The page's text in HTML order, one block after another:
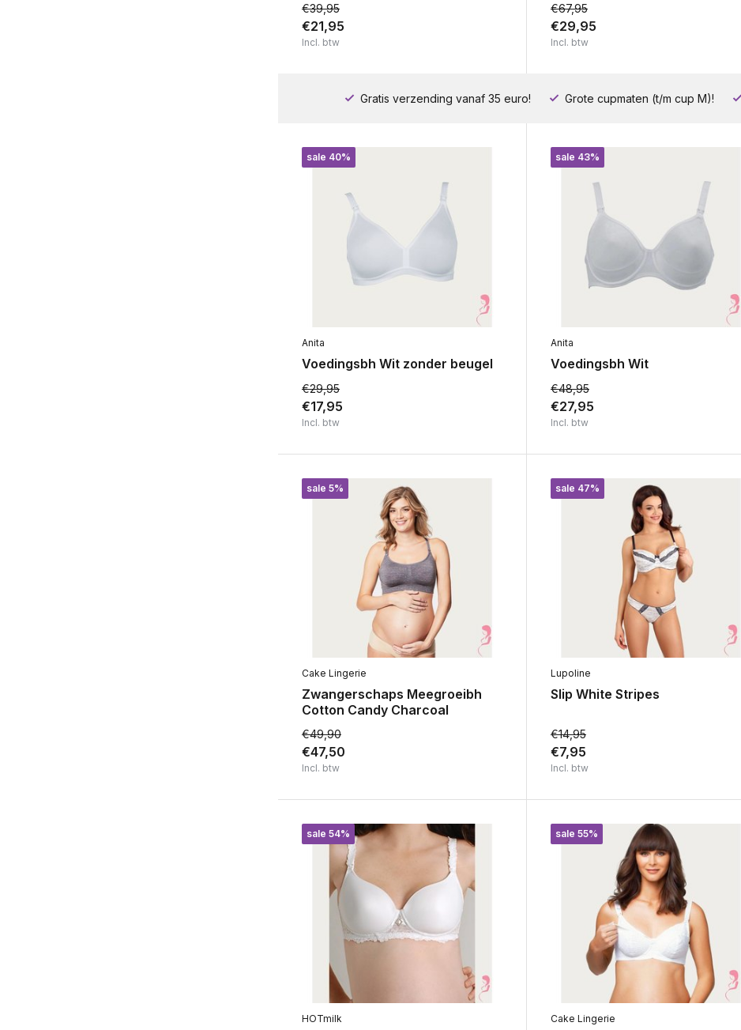
€39,95
€21,95
Incl. btw
€67,95
€29,95
Incl. btw
Gratis verzending vanaf 35 euro! Grote cupmaten (t/m cup M)!
sale 40%
Anita
Voedingsbh Wit zonder beugel
€29,95
€17,95
Incl. btw
sale 43%
Anita
Voedingsbh Wit
€48,95
€27,95
Incl. btw
sale 5%
Cake Lingerie
Zwangerschaps Meegroeibh
Cotton Candy Charcoal
€49,90
€47,50
Incl. btw
sale 47%
Lupoline
Slip White Stripes
€14,95
€7,95
Incl. btw
sale 54%
HOTmilk
sale 55%
Cake Lingerie